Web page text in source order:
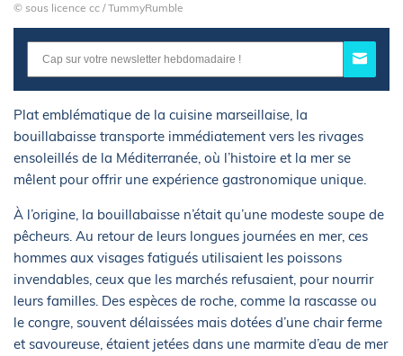
© sous licence cc / TummyRumble
Plat emblématique de la cuisine marseillaise, la
bouillabaisse transporte immédiatement vers les rivages
ensoleillés de la Méditerranée, où l’histoire et la mer se
mêlent pour offrir une expérience gastronomique unique.
À l’origine, la bouillabaisse n’était qu’une modeste soupe de
pêcheurs. Au retour de leurs longues journées en mer, ces
hommes aux visages fatigués utilisaient les poissons
invendables, ceux que les marchés refusaient, pour nourrir
leurs familles. Des espèces de roche, comme la rascasse ou
le congre, souvent délaissées mais dotées d’une chair ferme
et savoureuse, étaient jetées dans une marmite d’eau de mer